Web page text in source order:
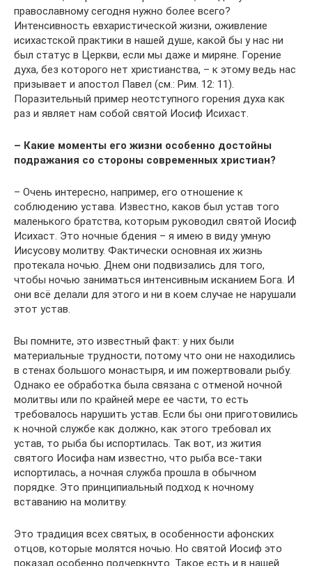
православному сегодня нужно более всего?
Интенсивность евхаристической жизни, оживление
исихастской практики в нашей душе, какой бы у нас ни
был статус в Церкви, если мы даже и миряне. Горение
духа, без которого нет христианства, – к этому ведь нас
призывает и апостол Павел (см.: Рим. 12: 11).
Поразительный пример неотступного горения духа как
раз и являет нам собой святой Иосиф Исихаст.
– Какие моменты его жизни особенно достойны
подражания со стороны современных христиан?
– Очень интересно, например, его отношение к
соблюдению устава. Известно, каков был устав того
маленького братства, которым руководил святой Иосиф
Исихаст. Это ночные бдения – я имею в виду умную
Иисусову молитву. Фактически основная их жизнь
протекала ночью. Днем они подвизались для того,
чтобы ночью заниматься интенсивным исканием Бога. И
они всё делали для этого и ни в коем случае не нарушали
этот устав.
Вы помните, это известный факт: у них были
материальные трудности, потому что они не находились
в стенах большого монастыря, и им пожертвовали рыбу.
Однако ее обработка была связана с отменой ночной
молитвы или по крайней мере ее части, то есть
требовалось нарушить устав. Если бы они приготовились
к ночной службе как должно, как этого требовал их
устав, то рыба бы испортилась. Так вот, из жития
святого Иосифа нам известно, что рыба все-таки
испортилась, а ночная служба прошла в обычном
порядке. Это принципиальный подход к ночному
вставанию на молитву.
Это традиция всех святых, в особенности афонских
отцов, которые молятся ночью. Но святой Иосиф это
показал особенно подчеркнуто. Такое есть и в нашей